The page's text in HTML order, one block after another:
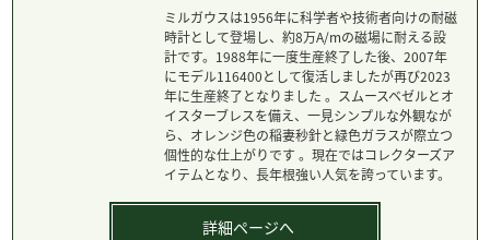
ミルガウスは1956年に科学者や技術者向けの耐磁
時計として登場し、約8万A/mの磁場に耐える設
計です。1988年に一度生産終了した後、2007年
にモデル116400として復活しましたが再び2023
年に生産終了となりました 。スムースベゼルとオ
イスターブレスを備え、一見シンプルな外観なが
ら、オレンジ色の稲妻秒針と緑色ガラスが際立つ
個性的な仕上がりです 。現在ではコレクターズア
イテムとなり、長年根強い人気を誇っています。
詳細ページへ